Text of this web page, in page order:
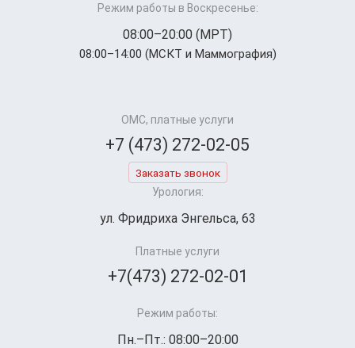
Режим работы в Воскресенье:
08:00–20:00 (МРТ)
08:00–14:00 (МСКТ и Маммография)
ОМС, платные услуги
+7 (473) 272-02-05
Заказать звонок
Урология:
ул. Фридриха Энгельса, 63
Платные услуги
+7(473) 272-02-01
Режим работы:
Пн.–Пт.: 08:00–20:00